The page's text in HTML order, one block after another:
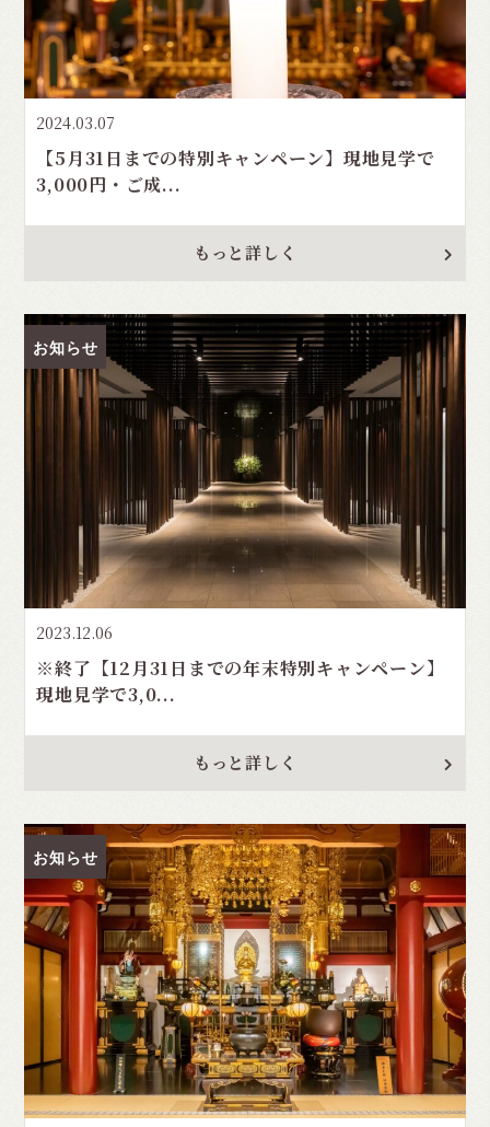
2024.03.07
【5月31日までの特別キャンペーン】現地見学で
3,000円・ご成...
もっと詳しく
お知らせ
2023.12.06
※終了【12月31日までの年末特別キャンペーン】
現地見学で3,0...
もっと詳しく
お知らせ